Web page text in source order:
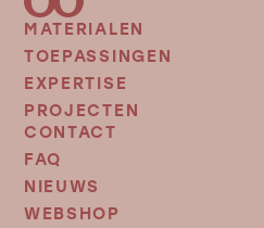
FOOTER
MENU
MATERIALEN
TOEPASSINGEN
EXPERTISE
PROJECTEN
FOOTER
MENU
2
CONTACT
FAQ
NIEUWS
WEBSHOP